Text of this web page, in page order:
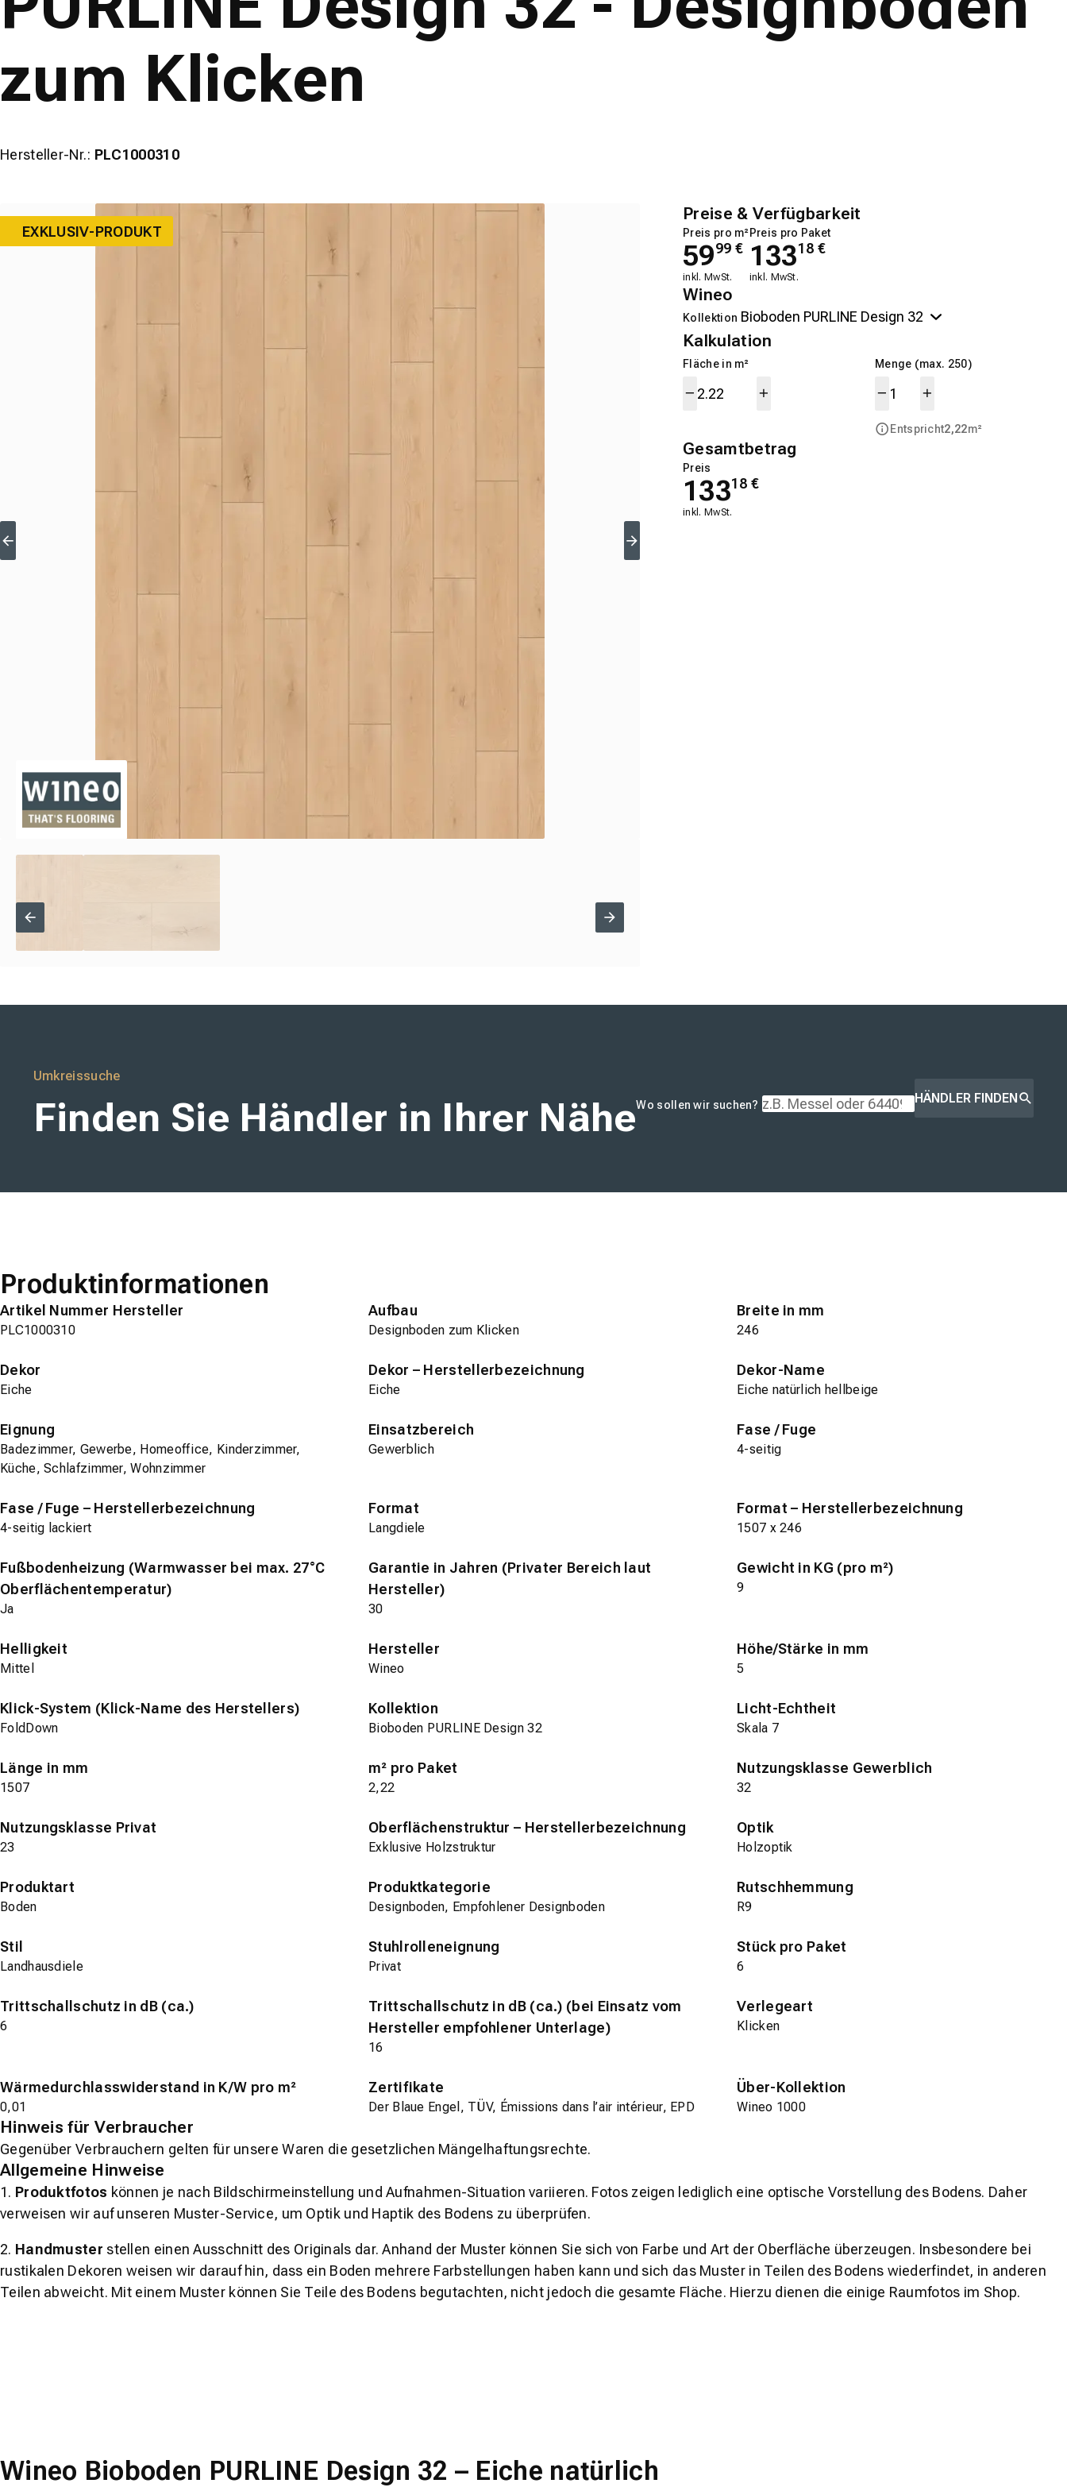
zum Klicken
Hersteller-Nr.: PLC1000310
EXKLUSIV-PRODUKT
Preise & Verfügbarkeit
Preis pro m²
5999 €
inkl. MwSt.
Preis pro Paket
13318 €
inkl. MwSt.
Wineo
Kollektion
Kalkulation
Fläche in m² Menge (max. 250)
Entspricht2,22m²
Gesamtbetrag
Preis
13318 €
inkl. MwSt.
Umkreissuche
Finden Sie Händler in Ihrer NäheWo sollen wir suchen? HÄNDLER FINDEN
Produktinformationen
Artikel Nummer Hersteller
PLC1000310
Aufbau
Designboden zum Klicken
Breite in mm
246
Dekor
Eiche
Dekor – Herstellerbezeichnung
Eiche
Dekor-Name
Eiche natürlich hellbeige
Eignung
Badezimmer, Gewerbe, Homeoffice, Kinderzimmer,
Küche, Schlafzimmer, Wohnzimmer
Einsatzbereich
Gewerblich
Fase / Fuge
4-seitig
Fase / Fuge – Herstellerbezeichnung
4-seitig lackiert
Format
Langdiele
Format – Herstellerbezeichnung
1507 x 246
Fußbodenheizung (Warmwasser bei max. 27°C
Oberflächentemperatur)
Ja
Garantie in Jahren (Privater Bereich laut
Hersteller)
30
Gewicht in KG (pro m²)
9
Helligkeit
Mittel
Hersteller
Wineo
Höhe/Stärke in mm
5
Klick-System (Klick-Name des Herstellers)
FoldDown
Kollektion
Bioboden PURLINE Design 32
Licht-Echtheit
Skala 7
Länge in mm
1507
m² pro Paket
2,22
Nutzungsklasse Gewerblich
32
Nutzungsklasse Privat
23
Oberflächenstruktur – Herstellerbezeichnung
Exklusive Holzstruktur
Optik
Holzoptik
Produktart
Boden
Produktkategorie
Designboden, Empfohlener Designboden
Rutschhemmung
R9
Stil
Landhausdiele
Stuhlrolleneignung
Privat
Stück pro Paket
6
Trittschallschutz in dB (ca.)
6
Trittschallschutz in dB (ca.) (bei Einsatz vom
Hersteller empfohlener Unterlage)
16
Verlegeart
Klicken
Wärmedurchlasswiderstand in K/W pro m²
0,01
Zertifikate
Der Blaue Engel, TÜV, Émissions dans l’air intérieur, EPD
Über-Kollektion
Wineo 1000
Hinweis für Verbraucher
Gegenüber Verbrauchern gelten für unsere Waren die gesetzlichen Mängelhaftungsrechte.
Allgemeine Hinweise
1. Produktfotos können je nach Bildschirmeinstellung und Aufnahmen-Situation variieren. Fotos zeigen lediglich eine optische Vorstellung des Bodens. Daher
verweisen wir auf unseren Muster-Service, um Optik und Haptik des Bodens zu überprüfen.
2. Handmuster stellen einen Ausschnitt des Originals dar. Anhand der Muster können Sie sich von Farbe und Art der Oberfläche überzeugen. Insbesondere bei
rustikalen Dekoren weisen wir darauf hin, dass ein Boden mehrere Farbstellungen haben kann und sich das Muster in Teilen des Bodens wiederfindet, in anderen
Teilen abweicht. Mit einem Muster können Sie Teile des Bodens begutachten, nicht jedoch die gesamte Fläche. Hierzu dienen die einige Raumfotos im Shop.
Wineo Bioboden PURLINE Design 32 – Eiche natürlich